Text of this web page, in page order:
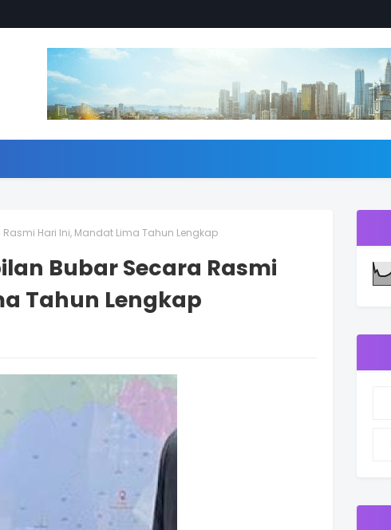
Hari Ini, Mandat Lima Tahun Lengkap
Bubar Secara Rasmi
Tahun Lengkap